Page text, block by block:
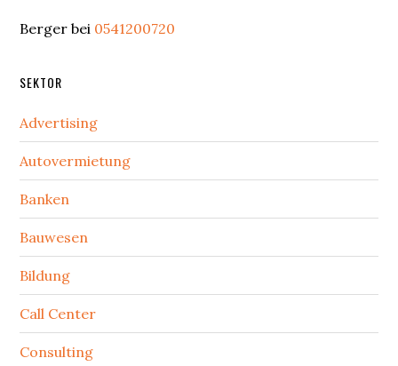
Berger bei 0541200720
SEKTOR
Advertising
Autovermietung
Banken
Bauwesen
Bildung
Call Center
Consulting